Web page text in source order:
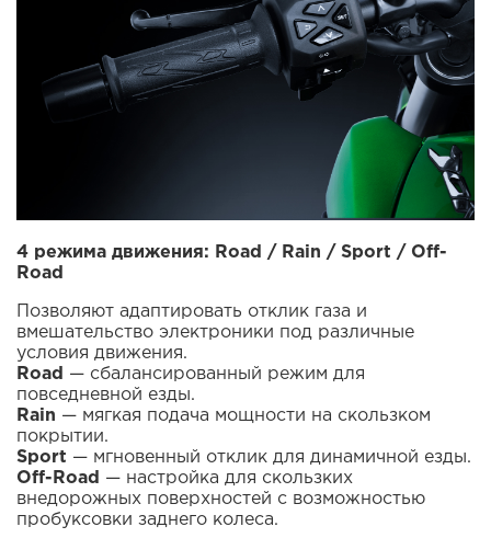
4 режима движения: Road / Rain / Sport / Off-
Road
Позволяют адаптировать отклик газа и
вмешательство электроники под различные
условия движения.
Road — сбалансированный режим для
повседневной езды.
Rain — мягкая подача мощности на скользком
покрытии.
Sport — мгновенный отклик для динамичной езды.
Off-Road — настройка для скользких
внедорожных поверхностей с возможностью
пробуксовки заднего колеса.